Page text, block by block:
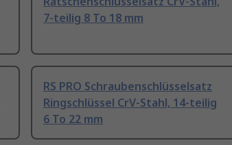
7-teilig 8 To 18 mm
RS PRO Schraubenschlüsselsatz
Ringschlüssel CrV-Stahl, 14-teilig
6 To 22 mm